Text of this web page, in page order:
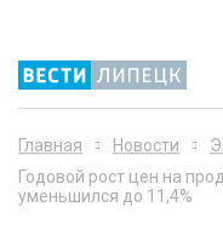
Главная Новости
Годовой рост цен на
уменьшился до 11,4%